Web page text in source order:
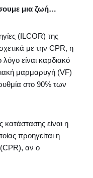
μια ζωή…
(ILCOR) της
με την CPR, η
είναι καρδιακό
μαρμαρυγή (VF)
στο 90% των
είναι η
προηγείται η
αν ο